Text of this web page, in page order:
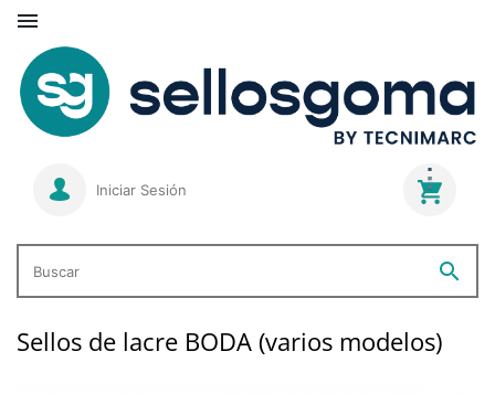

Iniciar Sesión
Buscar
search
Sellos de lacre BODA (varios modelos)